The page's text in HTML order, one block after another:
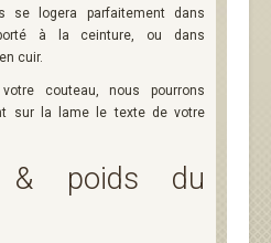
se logera parfaitement dans
à la ceinture, ou dans
en cuir.
couteau, nous pourrons
sur la lame le texte de votre
& poids du